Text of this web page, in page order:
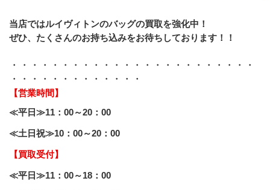
当店ではルイヴィトンのバッグの買取を強化中！
ぜひ、たくさんのお持ち込みをお待ちしております！！
・・・・・・・・・・・・・・・・・・・・・・・・
・・・・・・・・・・・・・
【営業時間】
≪平日≫11：00～20：00
≪土日祝≫10：00～20：00
【買取受付】
≪平日≫11：00～18：00